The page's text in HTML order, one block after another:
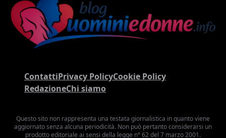
ContattiPrivacy PolicyCookie Policy
RedazioneChi siamo
Questo sito non rappresenta una testata giornalistica in quanto viene
aggiornato senza alcuna periodicità. Non può pertanto considerarsi un
prodotto editoriale ai sensi della legge n° 62 del 7 marzo 2001.